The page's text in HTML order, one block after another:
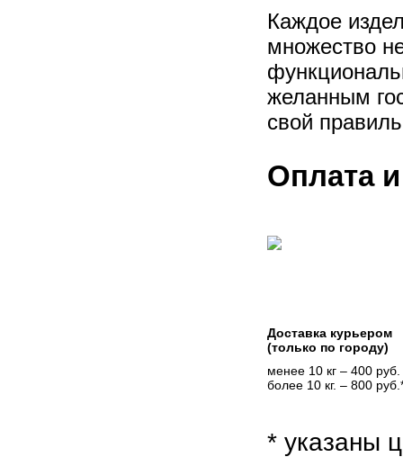
Каждое
множество
желанным
свой
Оплата
Доставка курьером
(только по городу)
менее 10 кг – 400 руб.
более 10 кг. – 800
* указаны